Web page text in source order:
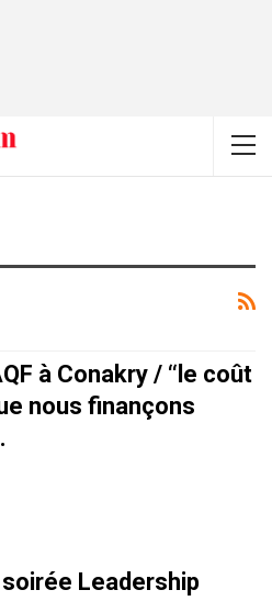
à Conakry / ‘‘le coût
nous finançons
Leadership